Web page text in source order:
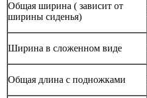
Общая ширина ( зависит от
ширины сиденья)
Ширина в сложенном виде
Общая длина с подножками